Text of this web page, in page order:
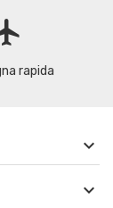
rapida

